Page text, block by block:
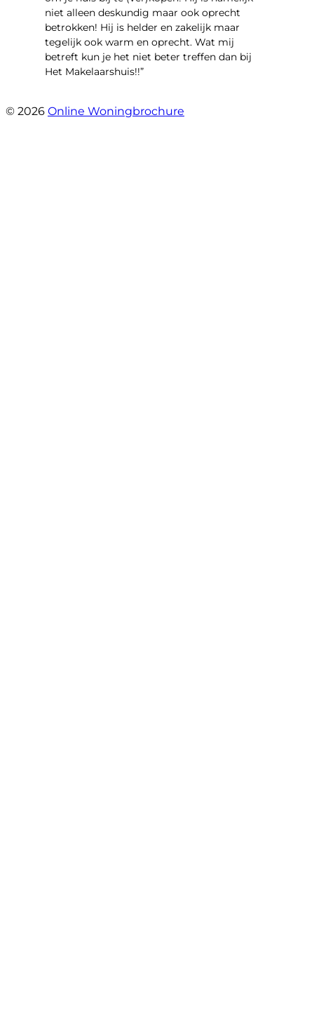
niet alleen deskundig maar ook oprecht
betrokken! Hij is helder en zakelijk maar
tegelijk ook warm en oprecht. Wat mij
betreft kun je het niet beter treffen dan bij
Het Makelaarshuis!!”
© 2026 Online Woningbrochure